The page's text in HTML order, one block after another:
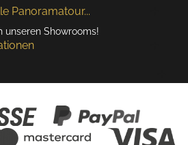
Panoramatour...
unseren Showrooms!